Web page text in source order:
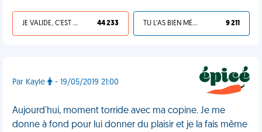
JE VALIDE, C'EST UNE VDM 44 233 TU L'AS BIEN MÉRITÉ 9 211
Par Kayle - 19/05/2019 21:00
Aujourd'hui, moment torride avec ma copine. Je me
donne à fond pour lui donner du plaisir et je la fais même